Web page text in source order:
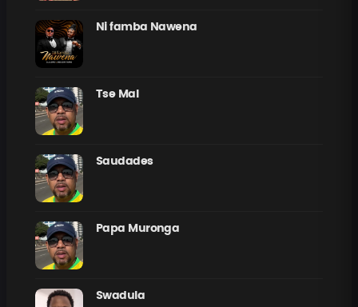
Ni famba Nawena
Tse Mal
Saudades
Papa Muronga
Swadula